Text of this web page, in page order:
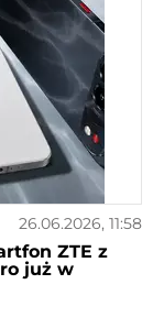
26.06.2026, 11:58
ZTE z
już w